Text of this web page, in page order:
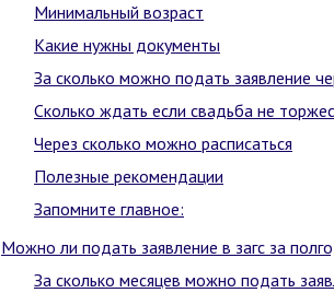
Минимальный возраст
Какие нужны документы
За сколько можно подать заявление
Сколько ждать если свадьба не
Через сколько можно расписаться
Полезные рекомендации
Запомните главное:
Можно ли подать заявление в загс за
За сколько месяцев можно подать